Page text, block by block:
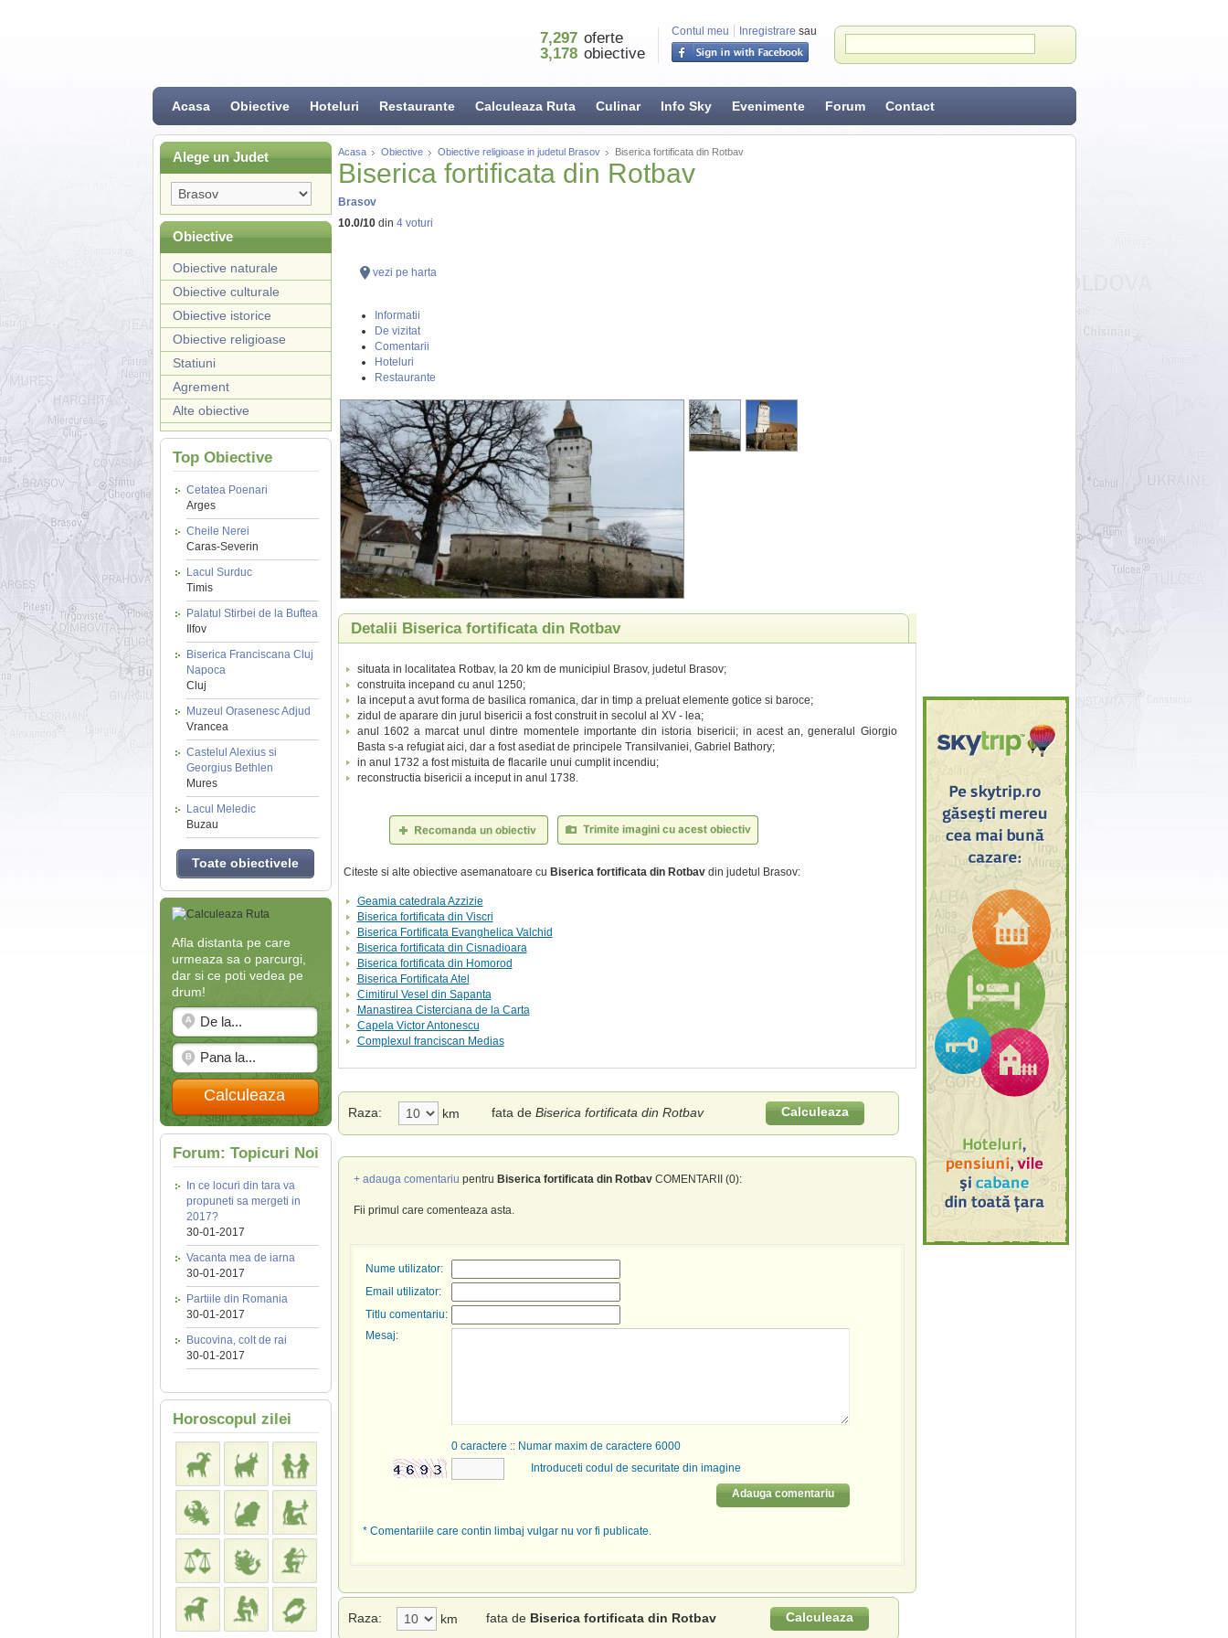
Contul meu Inregistrare sau
7,297 oferte
3,178 obiective
Acasa Obiective Hoteluri Restaurante Calculeaza Ruta Culinar Info Sky Evenimente Forum Contact
Alege un Judet
Obiective
Obiective naturale
Obiective culturale
Obiective istorice
Obiective religioase
Statiuni
Agrement
Alte obiective
Top Obiective
Cetatea Poenari
Arges
Cheile Nerei
Caras-Severin
Lacul Surduc
Timis
Palatul Stirbei de la Buftea
Ilfov
Biserica Franciscana Cluj
Napoca
Cluj
Muzeul Orasenesc Adjud
Vrancea
Castelul Alexius si
Georgius Bethlen
Mures
Lacul Meledic
Buzau
Toate obiectivele
Afla distanta pe care
urmeaza sa o parcurgi,
dar si ce poti vedea pe
drum!
Calculeaza
Forum: Topicuri Noi
In ce locuri din tara va
propuneti sa mergeti in
2017?
30-01-2017
Vacanta mea de iarna
30-01-2017
Partiile din Romania
30-01-2017
Bucovina, colt de rai
30-01-2017
Horoscopul zilei
Acasa Obiective Obiective religioase in judetul Brasov Biserica fortificata din Rotbav
Biserica fortificata din Rotbav
Brasov
10.0/10din 4voturi
vezi pe harta
Informatii
De vizitat
Comentarii
Hoteluri
Restaurante
Detalii Biserica fortificata din Rotbav
situata in localitatea Rotbav, la 20 km de municipiul Brasov, judetul Brasov;
construita incepand cu anul 1250;
la inceput a avut forma de basilica romanica, dar in timp a preluat elemente gotice si baroce;
zidul de aparare din jurul bisericii a fost construit in secolul al XV - lea;
anul 1602 a marcat unul dintre momentele importante din istoria bisericii; in acest an, generalul Giorgio
Basta s-a refugiat aici, dar a fost asediat de principele Transilvaniei, Gabriel Bathory;
in anul 1732 a fost mistuita de flacarile unui cumplit incendiu;
reconstructia bisericii a inceput in anul 1738.
Citeste si alte obiective asemanatoare cu Biserica fortificata din Rotbavdin judetul Brasov:
Geamia catedrala Azzizie
Biserica fortificata din Viscri
Biserica Fortificata Evanghelica Valchid
Biserica fortificata din Cisnadioara
Biserica fortificata din Homorod
Biserica Fortificata Atel
Cimitirul Vesel din Sapanta
Manastirea Cisterciana de la Carta
Capela Victor Antonescu
Complexul franciscan Medias
Raza: km fata de Biserica fortificata din Rotbav Calculeaza
+ adauga comentariu pentru Biserica fortificata din RotbavCOMENTARII (0):
Fii primul care comenteaza asta.
Nume utilizator:
Email utilizator:
Titlu comentariu:
Mesaj:
0caractere :: Numar maxim de caractere 6000
Introduceti codul de securitate din imagine
Adauga comentariu
* Comentariile care contin limbaj vulgar nu vor fi publicate.
Raza: km fata de Biserica fortificata din Rotbav Calculeaza